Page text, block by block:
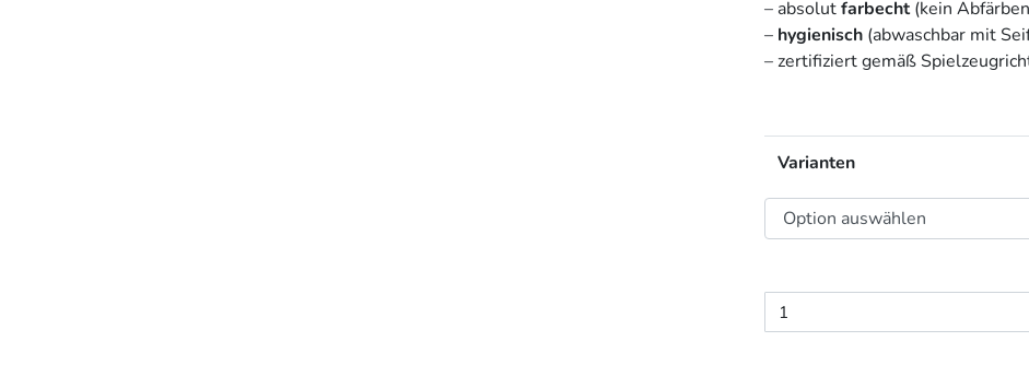
– absolutfarbecht(kein
– hygienisch (abwaschbar mit
– zertifiziert gemäß
Varianten
Bioblo
Sets